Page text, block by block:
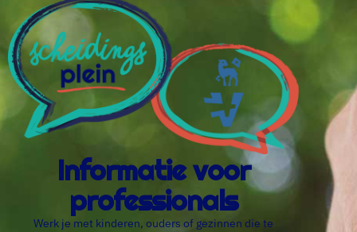
Informatie voor
professionals
Werk je met kinderen, ouders of gezinnen die te